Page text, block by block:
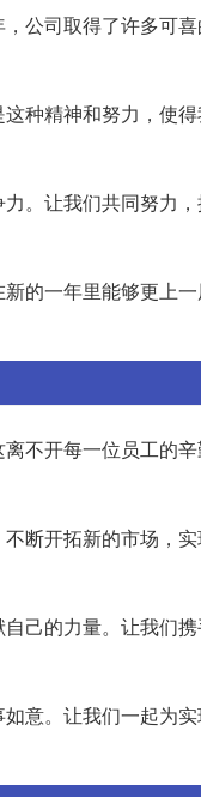
公司取得了许多可
种精神和努力，使
。让我们共同努力
的一年里能够更上
不开每一位员工的
断开拓新的市场，
己的力量。让我们
意。让我们一起为